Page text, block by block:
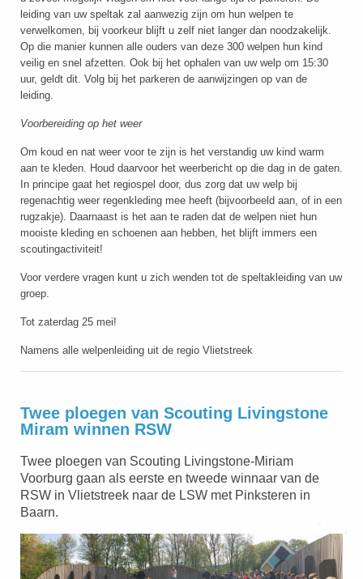
leiding van uw speltak zal aanwezig zijn om hun welpen te
verwelkomen, bij voorkeur blijft u zelf niet langer dan noodzakelijk.
Op die manier kunnen alle ouders van deze 300 welpen hun kind
veilig en snel afzetten. Ook bij het ophalen van uw welp om 15:30
uur, geldt dit. Volg bij het parkeren de aanwijzingen op van de
leiding.
Voorbereiding op het weer
Om koud en nat weer voor te zijn is het verstandig uw kind warm
aan te kleden. Houd daarvoor het weerbericht op die dag in de gaten.
In principe gaat het regiospel door, dus zorg dat uw welp bij
regenachtig weer regenkleding mee heeft (bijvoorbeeld aan, of in een
rugzakje). Daarnaast is het aan te raden dat de welpen niet hun
mooiste kleding en schoenen aan hebben, het blijft immers een
scoutingactiviteit!
Voor verdere vragen kunt u zich wenden tot de speltakleiding van uw
groep.
Tot zaterdag 25 mei!
Namens alle welpenleiding uit de regio Vlietstreek
Twee ploegen van Scouting Livingstone
Miram winnen RSW
Twee ploegen van Scouting Livingstone-Miriam
Voorburg gaan als eerste en tweede winnaar van de
RSW in Vlietstreek naar de LSW met Pinksteren in
Baarn.